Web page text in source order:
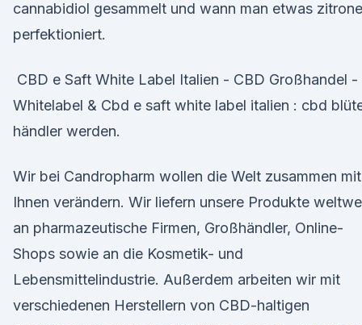
cannabidiol gesammelt und wann man etwas zitrone
perfektioniert.
️ CBD e Saft White Label Italien - CBD Großhandel -
Whitelabel & Cbd e saft white label italien : cbd
händler werden.
Wir bei Candropharm wollen die Welt zusammen mit
Ihnen verändern. Wir liefern unsere Produkte
an pharmazeutische Firmen, Großhändler, Online-
Shops sowie an die Kosmetik- und
Lebensmittelindustrie. Außerdem arbeiten wir mit
verschiedenen Herstellern von CBD-haltigen